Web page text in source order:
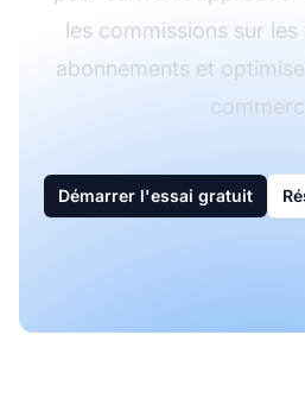
les commissions sur
abonnements et
Démarrer l'essai gratuit